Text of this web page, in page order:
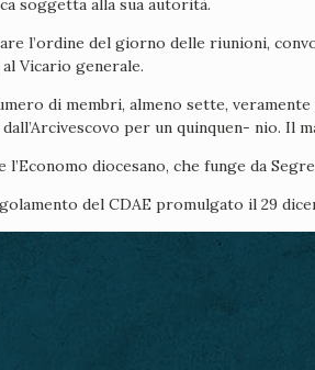
l’ordine del giorno delle riunioni,
Vicario generale.
di membri, almeno sette,
per un quinquen- nio. Il
l’Economo diocesano, che funge da
del CDAE promulgato il 29